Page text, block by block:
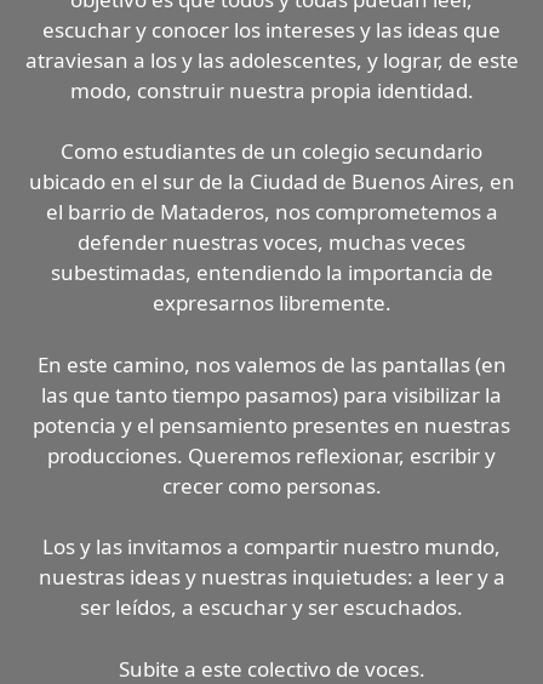
escuchar y conocer los intereses y las ideas que
atraviesan a los y las adolescentes, y lograr, de este
modo, construir nuestra propia identidad.
Como estudiantes de un colegio secundario
ubicado en el sur de la Ciudad de Buenos Aires, en
el barrio de Mataderos, nos comprometemos a
defender nuestras voces, muchas veces
subestimadas, entendiendo la importancia de
expresarnos libremente.
En este camino, nos valemos de las pantallas (en
las que tanto tiempo pasamos) para visibilizar la
potencia y el pensamiento presentes en nuestras
producciones. Queremos reflexionar, escribir y
crecer como personas.
Los y las invitamos a compartir nuestro mundo,
nuestras ideas y nuestras inquietudes: a leer y a
ser leídos, a escuchar y ser escuchados.
Subite a este colectivo de voces.